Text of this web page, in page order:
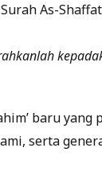
As-
baru yang
serta